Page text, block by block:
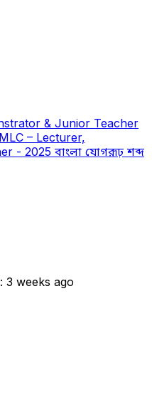
& Junior Teacher
– Lecturer,
- 2025 বাংলা যোগরূঢ় শব্দ
3 weeks ago